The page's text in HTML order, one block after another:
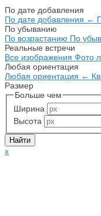
По дате добавления
По дате добавления ←
По убыванию
По возрастанию По
Реальные встречи
Все изображения Фото
Любая ориентация
Любая ориентация ←
Размер
Больше чем
Ширина
Высота
x